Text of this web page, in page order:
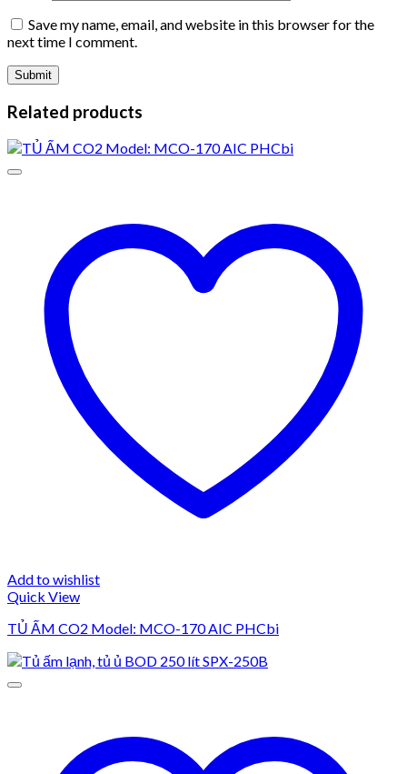
Save my name, email, and website in this browser for the
next time I comment.
Related products
Add to wishlist
Quick View
TỦ ẤM CO2 Model: MCO-170 AIC PHCbi